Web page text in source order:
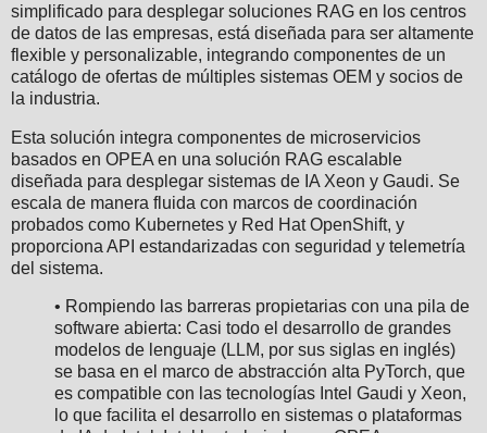
simplificado para desplegar soluciones RAG en los centros
de datos de las empresas, está diseñada para ser altamente
flexible y personalizable, integrando componentes de un
catálogo de ofertas de múltiples sistemas OEM y socios de
la industria.
Esta solución integra componentes de microservicios
basados en OPEA en una solución RAG escalable
diseñada para desplegar sistemas de IA Xeon y Gaudi. Se
escala de manera fluida con marcos de coordinación
probados como Kubernetes y Red Hat OpenShift, y
proporciona API estandarizadas con seguridad y telemetría
del sistema.
• Rompiendo las barreras propietarias con una pila de
software abierta: Casi todo el desarrollo de grandes
modelos de lenguaje (LLM, por sus siglas en inglés)
se basa en el marco de abstracción alta PyTorch, que
es compatible con las tecnologías Intel Gaudi y Xeon,
lo que facilita el desarrollo en sistemas o plataformas